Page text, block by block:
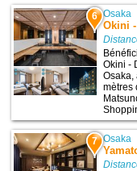
6 Osaka
Okini
Okini -
Osaka,
mètres
7 Osaka